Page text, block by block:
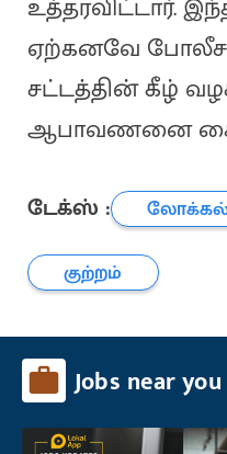
உத்தரவிட்டார்.
ஏற்கனவே
சட்டத்தின் கீழ்
ஆபாவணனை
டேக்ஸ் :
குற்றம்
Jobs near you